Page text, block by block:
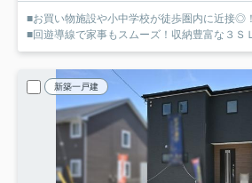
■お買い物施設や小中学校が徒歩圏内に近接◎！
■回遊導線で家事もスムーズ！収納豊富な３Ｓ
新築一戸建